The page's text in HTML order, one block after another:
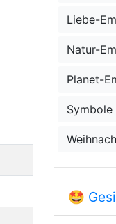
Liebe-
Natur-
Planet-
Symbole
🤩